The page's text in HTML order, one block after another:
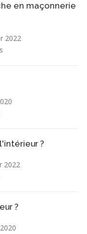
en maçonnerie
2022
?
2022
?